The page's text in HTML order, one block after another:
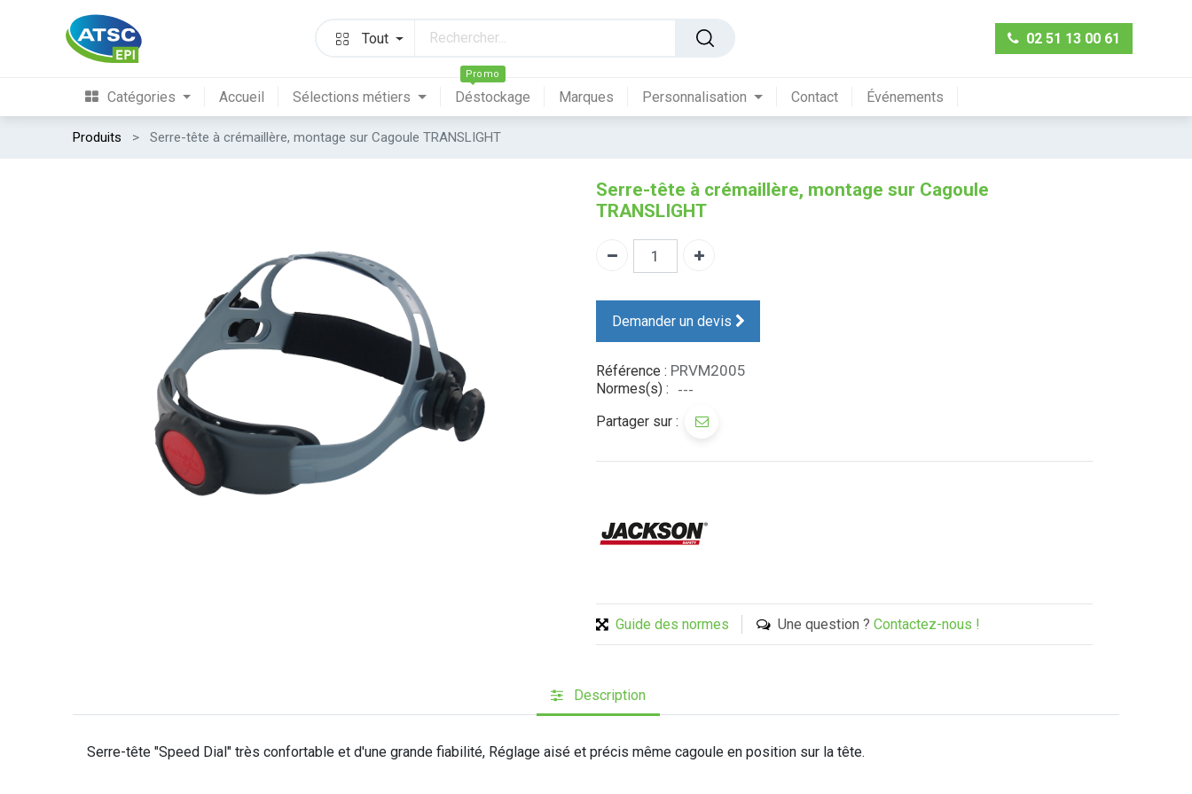
Tout 02 51 13 00 61
Catégories Accueil Sélections métiers Déstockage
Promo
Marques Personnalisation Contact Événements
Produits Serre-tête à crémaillère, montage sur Cagoule TRANSLIGHT
Serre-tête à crémaillère, montage sur Cagoule
TRANSLIGHT
Demander un devis
Référence : PRVM2005
Normes(s) :
---
Partager sur :
Guide des normes Une question ? Contactez-nous !
Description
Serre-tête "Speed Dial" très confortable et d'une grande fiabilité, Réglage aisé et précis même cagoule en position sur la tête.